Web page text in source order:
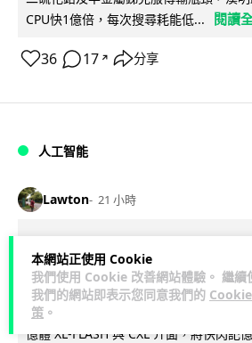
本網站正使用 Cookie
我們使用 Cookie 改善網站體驗。 繼續
我們的網站即表示您同意我們的
策 。
CPU快1億倍，每次搜尋耗能低...
閱讀
36 17 ↗ 分享
人工智能
Lawton 21 小時
靠快閃記憶體紓緩
推 XL1 記憶體擴充模組
KIOXIA 發表全新記憶體擴充模組 XL1 系
憶體 XL-FLASH 與 CXL 介面，將快閃記